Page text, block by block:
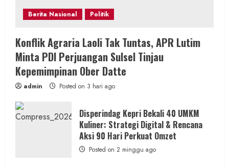
Berita Nasional Politik
Konflik Agraria Laoli Tak Tuntas, APR Lutim
Minta PDI Perjuangan Sulsel Tinjau
Kepemimpinan Ober Datte
admin Posted on 3 hari ago
Disperindag Kepri Bekali 40 UMKM
Kuliner: Strategi Digital & Rencana
Aksi 90 Hari Perkuat Omzet
Posted on 2 minggu ago